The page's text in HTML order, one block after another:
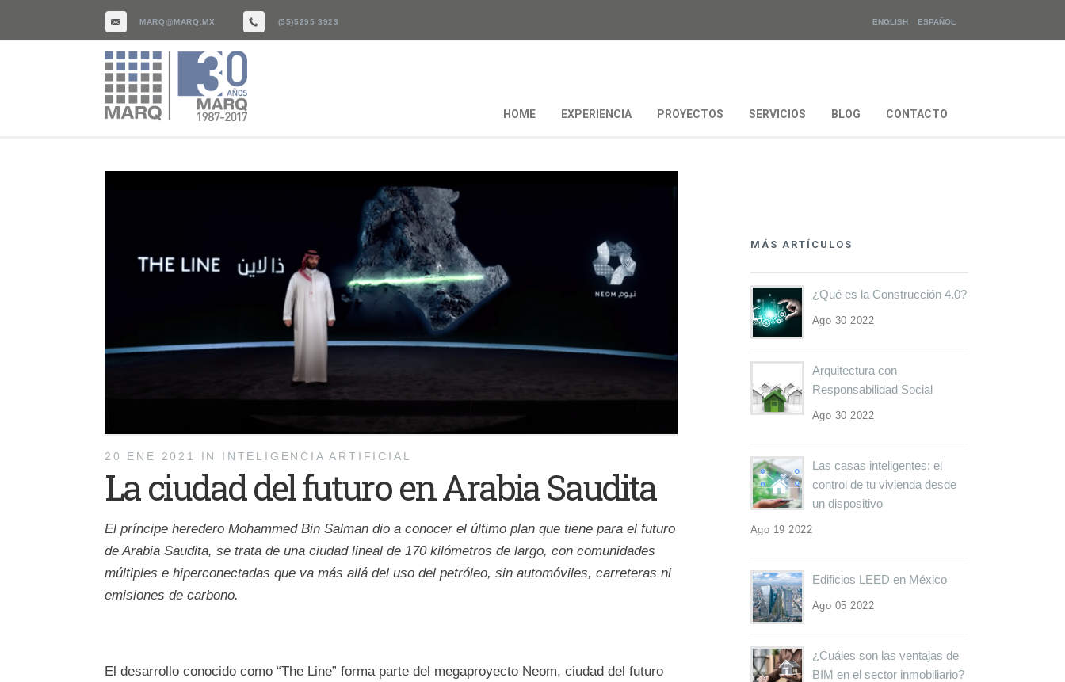
MARQ@MARQ.MX (55)5295 3923 ENGLISH ESPAÑOL
HOME EXPERIENCIA PROYECTOS SERVICIOS BLOG CONTACTO
20 ENE 2021 IN INTELIGENCIA ARTIFICIAL
La ciudad del futuro en Arabia Saudita
El príncipe heredero Mohammed Bin Salman dio a conocer el último plan que tiene para el futuro
de Arabia Saudita, se trata de una ciudad lineal de 170 kilómetros de largo, con comunidades
múltiples e hiperconectadas que va más allá del uso del petróleo, sin automóviles, carreteras ni
emisiones de carbono.
El desarrollo conocido como “The Line” forma parte del megaproyecto Neom, ciudad del futuro
MÁS ARTÍCULOS
¿Qué es la Construcción 4.0?
Ago 30 2022
Arquitectura con
Responsabilidad Social
Ago 30 2022
Las casas inteligentes: el
control de tu vivienda desde
un dispositivo
Ago 19 2022
Edificios LEED en México
Ago 05 2022
¿Cuáles son las ventajas de
BIM en el sector inmobiliario?